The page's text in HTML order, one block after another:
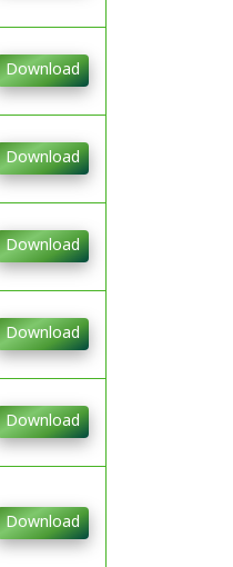
Download
Download
Download
Download
Download
Download